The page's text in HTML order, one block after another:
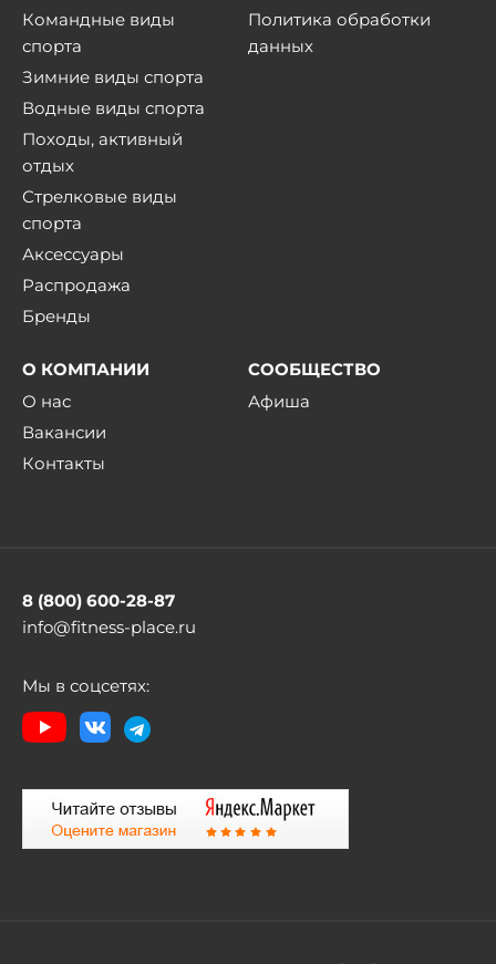
Командные виды
спорта
Зимние виды спорта
Водные виды спорта
Походы, активный
отдых
Стрелковые виды
спорта
Аксессуары
Распродажа
Бренды
Политика обработки
данных
О КОМПАНИИ
О нас
Вакансии
Контакты
СООБЩЕСТВО
Афиша
8 (800) 600-28-87
info@fitness-place.ru
Мы в соцсетях: